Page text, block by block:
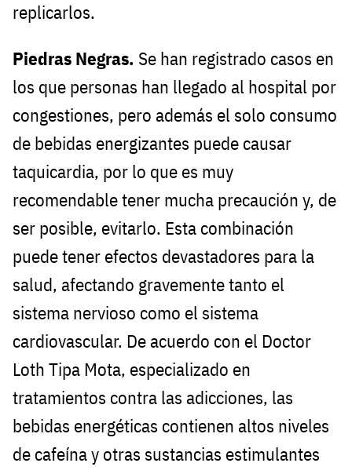
replicarlos.
Piedras Negras. Se han registrado casos en
los que personas han llegado al hospital por
congestiones, pero además el solo consumo
de bebidas energizantes puede causar
taquicardia, por lo que es muy
recomendable tener mucha precaución y, de
ser posible, evitarlo. Esta combinación
puede tener efectos devastadores para la
salud, afectando gravemente tanto el
sistema nervioso como el sistema
cardiovascular. De acuerdo con el Doctor
Loth Tipa Mota, especializado en
tratamientos contra las adicciones, las
bebidas energéticas contienen altos niveles
de cafeína y otras sustancias estimulantes